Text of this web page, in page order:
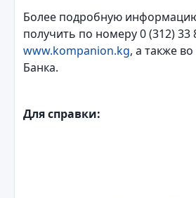
Более подробную
получить по номеру 0 (312) 33
www.kompanion.kg, а также
Банка.
Для справки: